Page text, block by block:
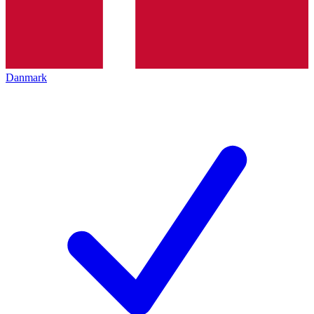
Danmark